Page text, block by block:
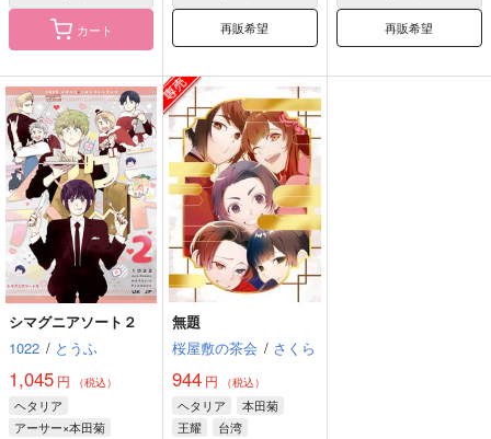
カート 再販希望 再販希望
シマグニアソート２
1022 / とうふ
1,045 円 （税込）
ヘタリア
アーサー×本田菊
無題
桜屋敷の茶会 / さくら
944 円 （税込）
ヘタリア
本田菊
王耀
台湾